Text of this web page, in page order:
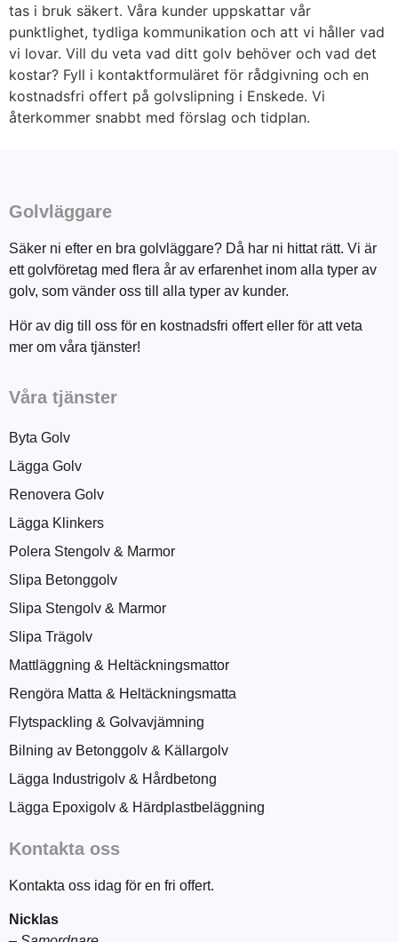
tas i bruk säkert. Våra kunder uppskattar vår
punktlighet, tydliga kommunikation och att vi håller vad
vi lovar. Vill du veta vad ditt golv behöver och vad det
kostar? Fyll i kontaktformuläret för rådgivning och en
kostnadsfri offert på golvslipning i Enskede. Vi
återkommer snabbt med förslag och tidplan.
Golvläggare
Säker ni efter en bra golvläggare? Då har ni hittat rätt. Vi är
ett golvföretag med flera år av erfarenhet inom alla typer av
golv, som vänder oss till alla typer av kunder.
Hör av dig till oss för en kostnadsfri offert eller för att veta
mer om våra tjänster!
Våra tjänster
Byta Golv
Lägga Golv
Renovera Golv
Lägga Klinkers
Polera Stengolv & Marmor
Slipa Betonggolv
Slipa Stengolv & Marmor
Slipa Trägolv
Mattläggning & Heltäckningsmattor
Rengöra Matta & Heltäckningsmatta
Flytspackling & Golvavjämning
Bilning av Betonggolv & Källargolv
Lägga Industrigolv & Hårdbetong
Lägga Epoxigolv & Härdplastbeläggning
Kontakta oss
Kontakta oss idag för en fri offert.
Nicklas